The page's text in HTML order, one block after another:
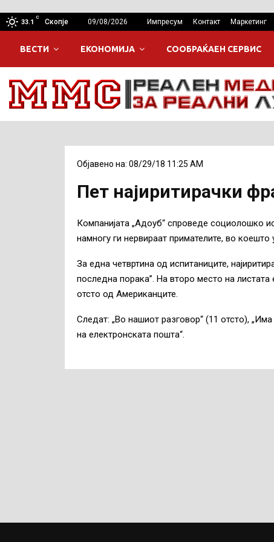
33.1
C
Скопје 09/08/2026 Импресум Контакт Маркетинг
ВЕСТИ ЕКОНОМИЈА СООБРАЌАЕН СЕРВИС
Објавено на: 08/29/18 11:25 AM
Пет најиритирачки
Компанијата „Адоуб“ спроведе социолошко
намногу ги нервираат примателите, во
За една четвртина од испитаниците,
последна порака”. На второ место на
отсто од Американците.
Следат: „Во нашиот разговор“ (11 отсто),
на електронската пошта“.